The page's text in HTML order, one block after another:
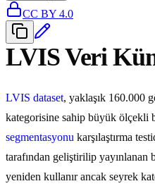
CC BY 4.0
LVIS Veri
LVIS dataset, yaklaşık 160.000
kategorisine sahip büyük ölçekli
segmentasyonu karşılaştırma
tarafından geliştirilip yayınlanan
yeniden kullanır ancak seyrek